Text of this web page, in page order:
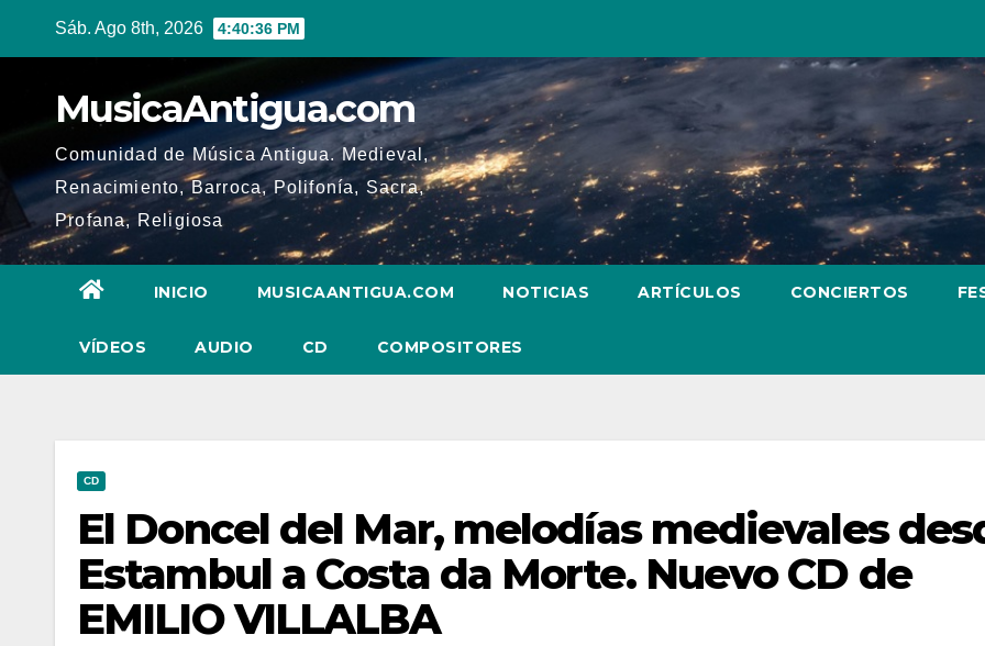
Sáb. Ago 8th, 2026 4:40:37 PM
MusicaAntigua.com
Comunidad de Música Antigua. Medieval,
Renacimiento, Barroca, Polifonía, Sacra,
Profana, Religiosa
INICIO MUSICAANTIGUA.COM NOTICIAS ARTÍCULOS CONCIERTOS
VÍDEOS AUDIO CD COMPOSITORES
CD
El Doncel del Mar, melodías medievales
Estambul a Costa da Morte. Nuevo CD de
EMILIO VILLALBA